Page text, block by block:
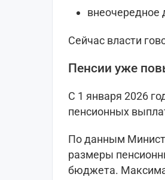
внеочередное
Сейчас власти
Пенсии уже
С 1 января 2026
пенсионных
По данным
размеры
бюджета.